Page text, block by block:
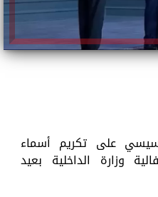
على تكريم أسماء
وزارة الداخلية بعيد